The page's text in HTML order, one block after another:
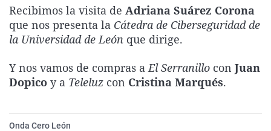
La rosa de los vientos
Gente viajera
Caso
Retornados
Operación Viuda
Extremadura
Galicia
Navarra
Virales
Televisión
Recibimos la visita de Adriana Suárez Corona
que nos presenta la Cátedra de Ciberseguridad de
la Universidad de León que dirige.
Y nos vamos de compras aEl Serranillo con Juan
Dopico y a Teleluz con Cristina Marqués.
Onda Cero León